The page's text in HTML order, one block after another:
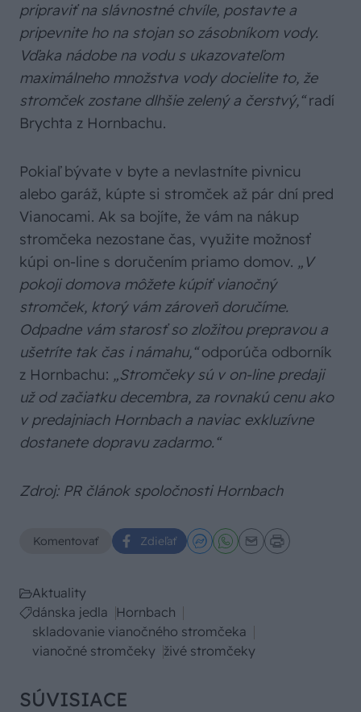
pripraviť na slávnostné chvíle, postavte a
pripevnite ho na stojan so zásobníkom vody.
Vďaka nádobe na vodu s ukazovateľom
maximálneho množstva vody docielite to, že
stromček zostane dlhšie zelený a čerstvý,“radí
Brychta z Hornbachu.
Pokiaľ bývate v byte a nevlastníte pivnicu
alebo garáž, kúpte si stromček až pár dní pred
Vianocami. Ak sa bojíte, že vám na nákup
stromčeka nezostane čas, využite možnosť
kúpi on-line s doručením priamo domov. „V
pokoji domova môžete kúpiť vianočný
stromček, ktorý vám zároveň doručíme.
Odpadne vám starosť so zložitou prepravou a
ušetríte tak čas i námahu,“odporúča odborník
z Hornbachu: „Stromčeky sú v on-line predaji
už od začiatku decembra, za rovnakú cenu ako
v predajniach Hornbach a naviac exkluzívne
dostanete dopravu zadarmo.“
Zdroj: PR článok spoločnosti Hornbach
Komentovať Zdieľať
Aktuality
dánska jedla
Hornbach
skladovanie vianočného stromčeka
vianočné stromčeky živé stromčeky
SÚVISIACE